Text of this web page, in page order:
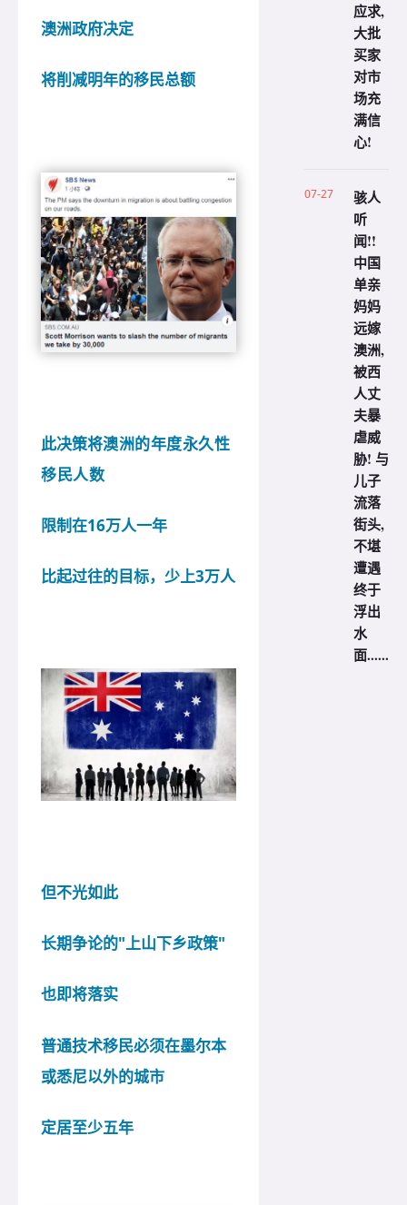
澳洲政府决定
将削减明年的移民总额
此决策将澳洲的年度永久性
移民人数
限制在16万人一年
比起过往的目标，少上3万人
但不光如此
长期争论的"上山下乡政策"
也即将落实
普通技术移民必须在墨尔本
或悉尼以外的城市
定居至少五年
应求,
大批
买家
对市
场充
满信
心!
07-27
骇人
听
闻!!
中国
单亲
妈妈
远嫁
澳洲,
被西
人丈
夫暴
虐威
胁! 与
儿子
流落
街头,
不堪
遭遇
终于
浮出
水
面......